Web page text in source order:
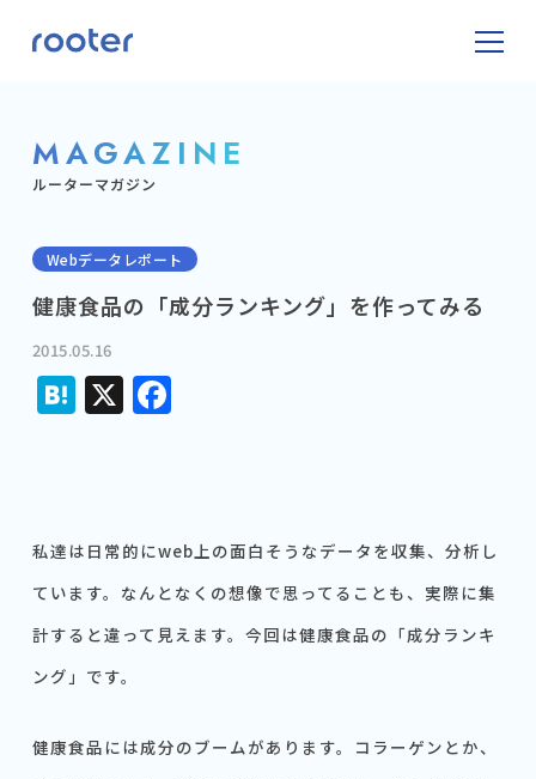
MAGAZINE
ルーターマガジン
Webデータレポート
健康食品の「成分ランキング」を作ってみる
2015.05.16
Hatena
X Facebook
私達は日常的にweb上の面白そうなデータを収集、分析し
ています。なんとなくの想像で思ってることも、実際に集
計すると違って見えます。今回は健康食品の「成分ランキ
ング」です。
健康食品には成分のブームがあります。コラーゲンとか、